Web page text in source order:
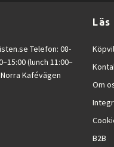
Telefon: 08-
(lunch 11:00–
Kafévägen
Läs
Om
B2B